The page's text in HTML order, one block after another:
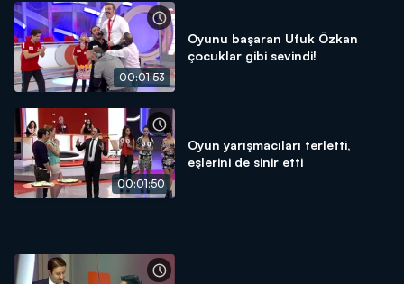
00:01:53
Oyunu başaran Ufuk Özkan
çocuklar gibi sevindi!
00:01:50
Oyun yarışmacıları terletti,
eşlerini de sinir etti